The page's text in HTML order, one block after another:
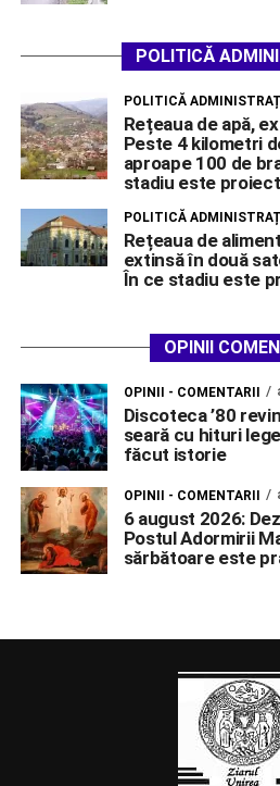
POLITICĂ
POLITICĂ
Rețeaua de apă,
Peste 4 kilometri
aproape 100 de
stadiu este
POLITICĂ
Rețeaua de
extinsă în două
În ce stadiu este
OPINII
OPINII - COMENTARII
Discoteca ’80
seară cu hituri
făcut istorie
OPINII - COMENTARII
6 august 2026:
Postul Adormirii
sărbătoare este